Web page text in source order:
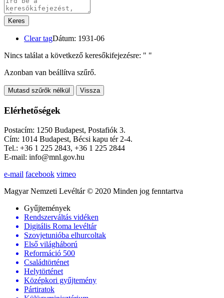
Keres
Clear tagDátum: 1931-06
Nincs találat a következő keresőkifejezésre: " "
Azonban van beállítva szűrő.
Mutasd szűrők nélkül Vissza
Elérhetőségek
Postacím: 1250 Budapest, Postafiók 3.
Cím: 1014 Budapest, Bécsi kapu tér 2-4.
Tel.: +36 1 225 2843, +36 1 225 2844
E-mail: info@mnl.gov.hu
e-mail facebook vimeo
Magyar Nemzeti Levéltár © 2020 Minden jog fenntartva
Gyűjtemények
Rendszerváltás vidéken
Digitális Roma levéltár
Szovjetunióba elhurcoltak
Első világháború
Reformáció 500
Családtörténet
Helytörténet
Középkori gyűjtemény
Pártiratok